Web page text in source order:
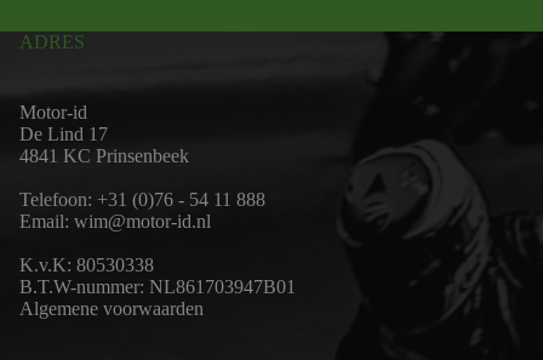
ADRES
Motor-id
De Lind 17
4841 KC Prinsenbeek
Telefoon: +31 (0)76 - 54 11 888
Email: wim@motor-id.nl
K.v.K: 80530338
B.T.W-nummer: NL861703947B01
Algemene voorwaarden